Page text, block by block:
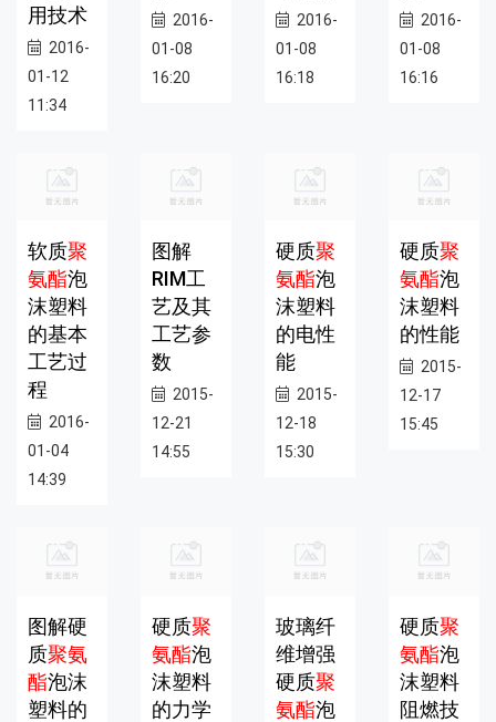
用技术
2016-
01-12
11:34
2016-
01-08
16:20
2016-
01-08
16:18
2016-
01-08
16:16
软质聚
氨酯泡
沫塑料
的基本
工艺过
程
2016-
01-04
14:39
图解
RIM工
艺及其
工艺参
数
2015-
12-21
14:55
硬质聚
氨酯泡
沫塑料
的电性
能
2015-
12-18
15:30
硬质聚
氨酯泡
沫塑料
的性能
2015-
12-17
15:45
图解硬
质聚氨
酯泡沫
塑料的
硬质聚
氨酯泡
沫塑料
的力学
玻璃纤
维增强
硬质聚
氨酯泡
硬质聚
氨酯泡
沫塑料
阻燃技